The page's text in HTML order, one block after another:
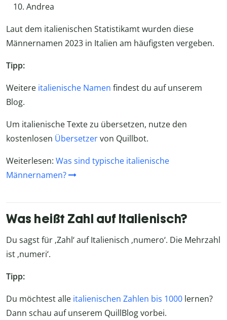
Andrea
Laut dem italienischen Statistikamt wurden diese
Männernamen 2023 in Italien am häufigsten vergeben.
Tipp:
Weitere italienische Namen findest du auf unserem
Blog.
Um italienische Texte zu übersetzen, nutze den
kostenlosen Übersetzervon Quillbot.
Weiterlesen: Was sind typische italienische
Männernamen?
Was heißt Zahl auf Italienisch?
Du sagst für ‚Zahl‘ auf Italienisch ‚numero‘. Die Mehrzahl
ist ‚numeri‘.
Tipp:
Du möchtest alle italienischen Zahlen bis 1000 lernen?
Dann schau auf unserem QuillBlog vorbei.